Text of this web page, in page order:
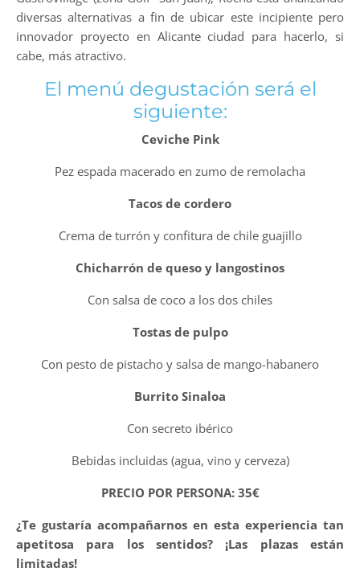
diversas alternativas a fin de ubicar este incipiente pero
innovador proyecto en Alicante ciudad para hacerlo, si
cabe, más atractivo.
El menú degustación será el
siguiente:
Ceviche Pink
Pez espada macerado en zumo de remolacha
Tacos de cordero
Crema de turrón y confitura de chile guajillo
Chicharrón de queso y langostinos
Con salsa de coco a los dos chiles
Tostas de pulpo
Con pesto de pistacho y salsa de mango-habanero
Burrito Sinaloa
Con secreto ibérico
Bebidas incluidas (agua, vino y cerveza)
PRECIO POR PERSONA: 35€
¿Te gustaría acompañarnos en esta experiencia tan
apetitosa para los sentidos? ¡Las plazas están
limitadas!